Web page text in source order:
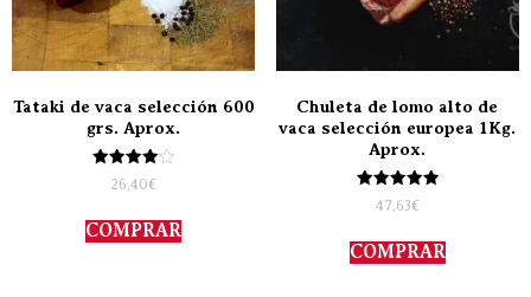
Tataki de vaca selección 600
grs. Aprox.
Valorado
con
de 5
26,40€
COMPRAR
Chuleta de lomo alto de
vaca selección europea 1Kg.
Aprox.
Valorado
con
de 5
47,63€
COMPRAR